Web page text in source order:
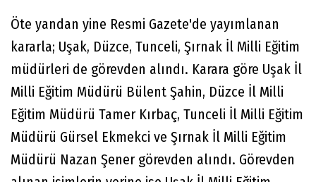
Öte yandan yine Resmi Gazete'de yayımlanan
kararla; Uşak, Düzce, Tunceli, Şırnak İl Milli Eğitim
müdürleri de görevden alındı. Karara göre Uşak İl
Milli Eğitim Müdürü Bülent Şahin, Düzce İl Milli
Eğitim Müdürü Tamer Kırbaç, Tunceli İl Milli Eğitim
Müdürü Gürsel Ekmekci ve Şırnak İl Milli Eğitim
Müdürü Nazan Şener görevden alındı. Görevden